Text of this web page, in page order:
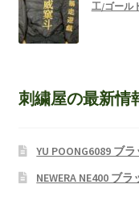
工/ゴール
刺繍屋の最新情
YU POONG6089 ブ
NEWERA NE400 ブ